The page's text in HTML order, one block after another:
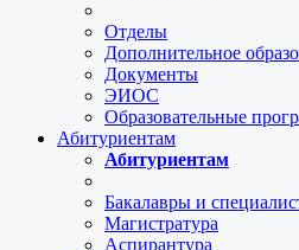
Отделы
Дополнительное
Документы
ЭИОС
Образовательные
Абитуриентам
Абитуриентам
Бакалавры и
Магистратура
Аспирантура